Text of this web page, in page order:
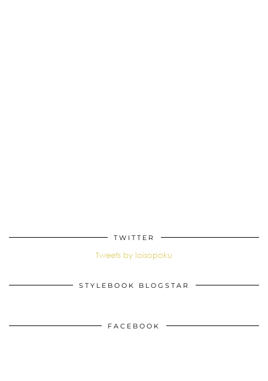
TWITTER
Tweets by loisopoku
STYLEBOOK BLOGSTAR
FACEBOOK